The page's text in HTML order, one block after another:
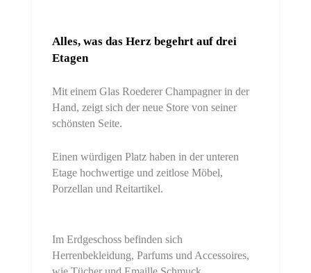
Alles, was das Herz begehrt auf drei
Etagen
Mit einem Glas Roederer Champagner in der
Hand, zeigt sich der neue Store von seiner
schönsten Seite.
Einen würdigen Platz haben in der unteren
Etage hochwertige und zeitlose Möbel,
Porzellan und Reitartikel.
Im Erdgeschoss befinden sich
Herrenbekleidung, Parfums und Accessoires,